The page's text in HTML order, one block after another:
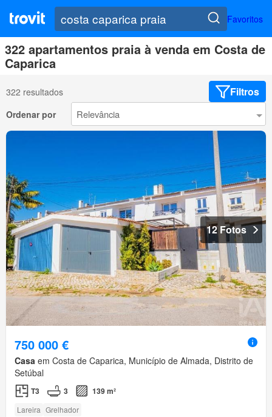
Favoritos
322 apartamentos praia à venda em Costa de
Caparica
322 resultados Filtros
Ordenar por
12 Fotos
750 000 €
Casa em Costa de Caparica, Município de Almada, Distrito de
Setúbal
T3 3 139 m²
Lareira Grelhador